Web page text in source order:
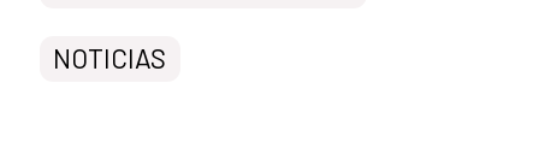
NOTICIAS